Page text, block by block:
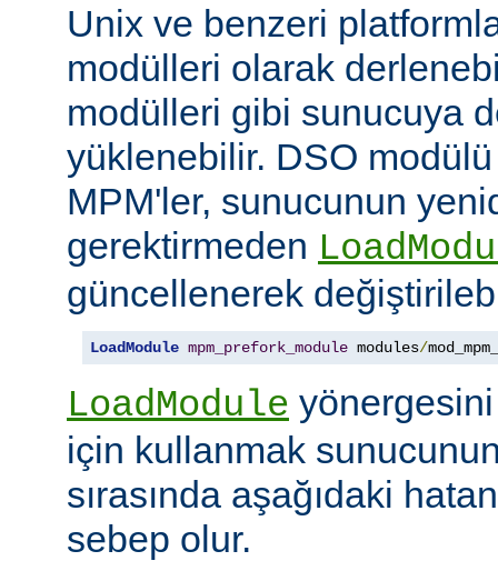
Unix ve benzeri
modülleri olarak
modülleri gibi sunucuya
yüklenebilir. DSO
MPM'ler, sunucunun
gerektirmeden
güncellenerek
LoadModule mpm_prefork_module modules/
LoadModule
için kullanmak
sırasında aşağıdaki
sebep olur.